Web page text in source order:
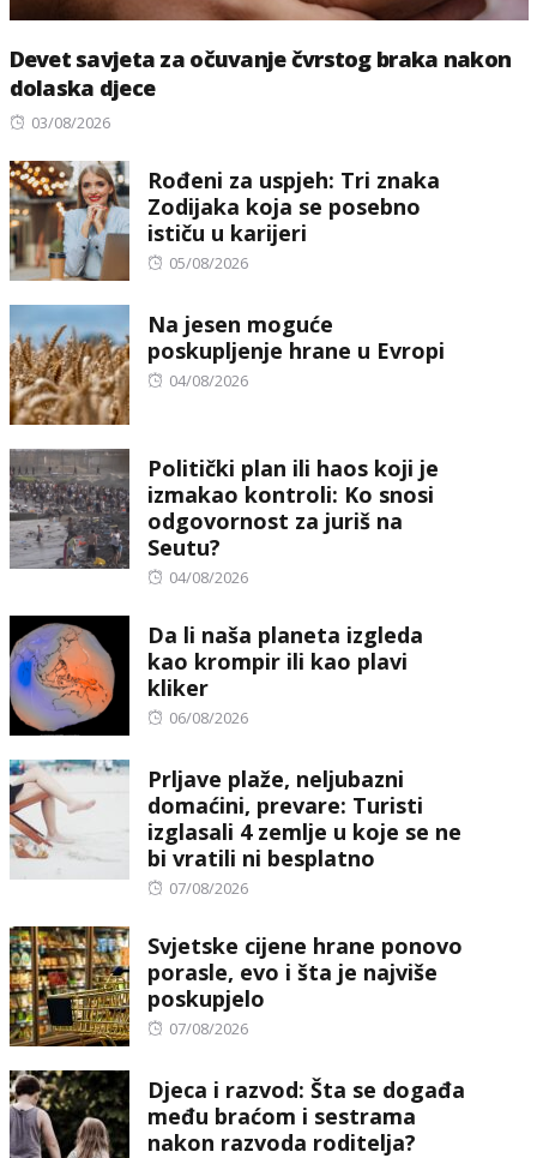
Devet savjeta za očuvanje čvrstog braka nakon
dolaska djece
Posted
03/08/2026
Rođeni za uspjeh: Tri znaka
Zodijaka koja se posebno
ističu u karijeri
Posted
05/08/2026
Na jesen moguće
poskupljenje hrane u Evropi
Posted
04/08/2026
Politički plan ili haos koji je
izmakao kontroli: Ko snosi
odgovornost za juriš na
Seutu?
Posted
04/08/2026
Da li naša planeta izgleda
kao krompir ili kao plavi
kliker
Posted
06/08/2026
Prljave plaže, neljubazni
domaćini, prevare: Turisti
izglasali 4 zemlje u koje se ne
bi vratili ni besplatno
Posted
07/08/2026
Svjetske cijene hrane ponovo
porasle, evo i šta je najviše
poskupjelo
Posted
07/08/2026
Djeca i razvod: Šta se događa
među braćom i sestrama
nakon razvoda roditelja?